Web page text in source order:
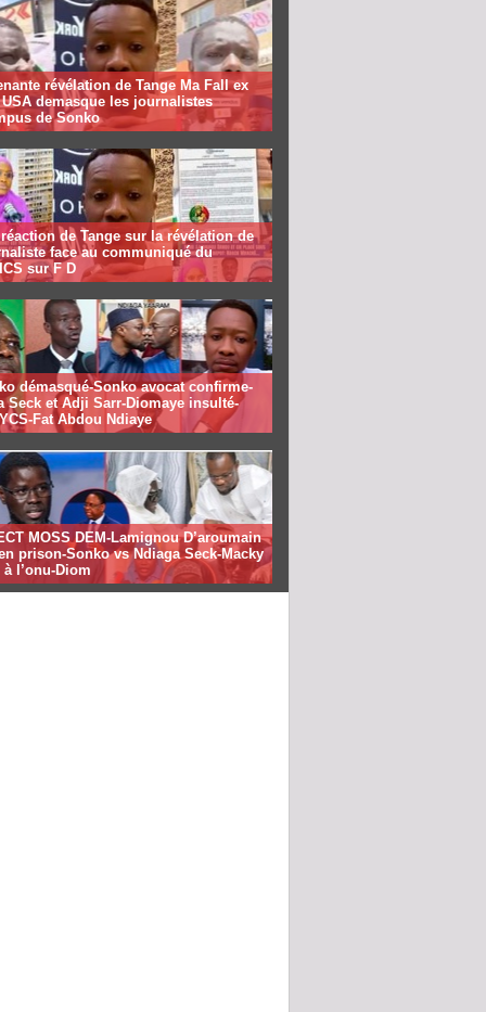
révélation de Tange Ma Fall ex
demasque les journalistes
de Sonko
de Tange sur la révélation de
face au communiqué du
sur F D
démasqué-Sonko avocat confirme-
Seck et Adji Sarr-Diomaye insulté-
Fat Abdou Ndiaye
MOSS DEM-Lamignou D’aroumain
prison-Sonko vs Ndiaga Seck-Macky
l’onu-Diom